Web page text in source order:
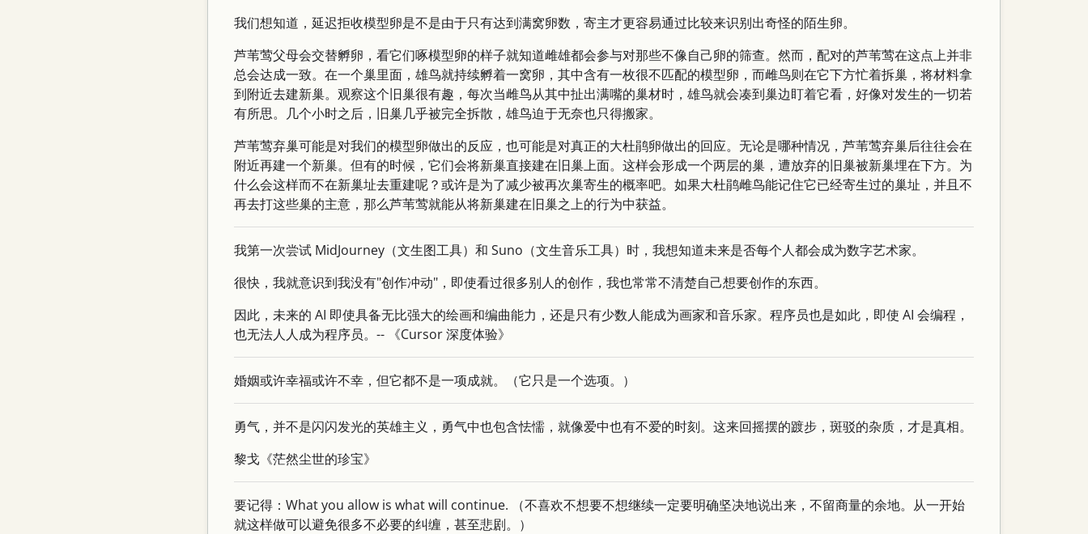
我们想知道，延迟拒收模型卵是不是由于只有达到满窝卵数，寄主才更容易通过比较来识别出奇怪的陌生卵。
芦苇莺父母会交替孵卵，看它们啄模型卵的样子就知道雌雄都会参与对那些不像自己卵的筛查。然而，配对的芦苇莺在这点上并非
总会达成一致。在一个巢里面，雄鸟就持续孵着一窝卵，其中含有一枚很不匹配的模型卵，而雌鸟则在它下方忙着拆巢，将材料拿
到附近去建新巢。观察这个旧巢很有趣，每次当雌鸟从其中扯出满嘴的巢材时，雄鸟就会凑到巢边盯着它看，好像对发生的一切若
有所思。几个小时之后，旧巢几乎被完全拆散，雄鸟迫于无奈也只得搬家。
芦苇莺弃巢可能是对我们的模型卵做出的反应，也可能是对真正的大杜鹃卵做出的回应。无论是哪种情况，芦苇莺弃巢后往往会在
附近再建一个新巢。但有的时候，它们会将新巢直接建在旧巢上面。这样会形成一个两层的巢，遭放弃的旧巢被新巢埋在下方。为
什么会这样而不在新巢址去重建呢？或许是为了减少被再次巢寄生的概率吧。如果大杜鹃雌鸟能记住它已经寄生过的巢址，并且不
再去打这些巢的主意，那么芦苇莺就能从将新巢建在旧巢之上的行为中获益。
我第一次尝试 MidJourney（文生图工具）和 Suno（文生音乐工具）时，我想知道未来是否每个人都会成为数字艺术家。
很快，我就意识到我没有"创作冲动"，即使看过很多别人的创作，我也常常不清楚自己想要创作的东西。
因此，未来的 AI 即使具备无比强大的绘画和编曲能力，还是只有少数人能成为画家和音乐家。程序员也是如此，即使 AI 会编程，
也无法人人成为程序员。-- 《Cursor 深度体验》
婚姻或许幸福或许不幸，但它都不是一项成就。（它只是一个选项。）
勇气，并不是闪闪发光的英雄主义，勇气中也包含怯懦，就像爱中也有不爱的时刻。这来回摇摆的踱步，斑驳的杂质，才是真相。
黎戈《茫然尘世的珍宝》
要记得：What you allow is what will continue. （不喜欢不想要不想继续一定要明确坚决地说出来，不留商量的余地。从一开始
就这样做可以避免很多不必要的纠缠，甚至悲剧。）